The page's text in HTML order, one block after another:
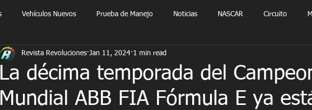
Vehículos Nuevos Prueba de Manejo Noticias NASCAR Circuito
FORMULA E FORMULA 1 Extreme E
La décima temporada del
Mundial ABB FIA Fórmula E ya
Revista Revoluciones Jan 11, 2024 1 min read